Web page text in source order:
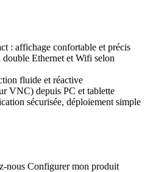
: affichage confortable et précis
double Ethernet et Wifi selon
fluide et réactive
VNC) depuis PC et tablette
sécurisée, déploiement simple
nous Configurer mon produit